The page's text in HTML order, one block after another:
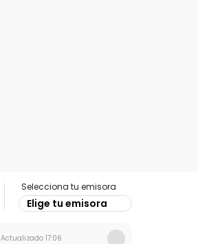
Selecciona tu emisora
Elige tu emisora
Actualizado 17:06